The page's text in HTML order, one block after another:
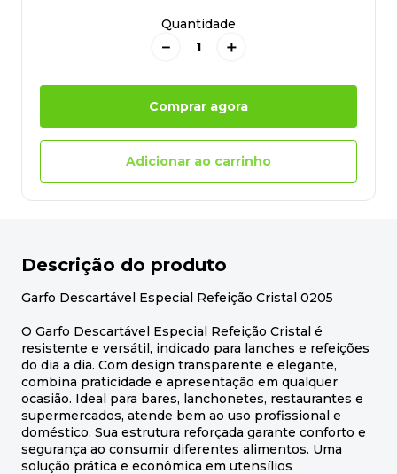
Quantidade
＋
－
Comprar agora
Adicionar ao carrinho
Descrição do produto
Garfo Descartável Especial Refeição Cristal 0205
O Garfo Descartável Especial Refeição Cristal é
resistente e versátil, indicado para lanches e refeições
do dia a dia. Com design transparente e elegante,
combina praticidade e apresentação em qualquer
ocasião. Ideal para bares, lanchonetes, restaurantes e
supermercados, atende bem ao uso profissional e
doméstico. Sua estrutura reforçada garante conforto e
segurança ao consumir diferentes alimentos. Uma
solução prática e econômica em utensílios